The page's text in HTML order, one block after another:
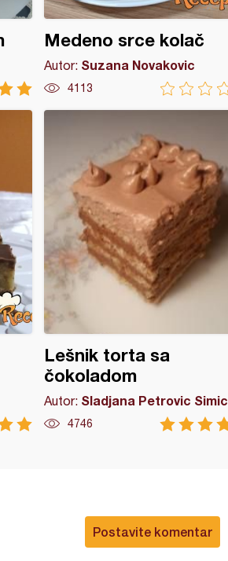
Medeno srce kolač
Autor: Suzana Novakovic
4113
Lešnik torta sa
čokoladom
Autor: Sladjana Petrovic Simic
4746
Postavite komentar